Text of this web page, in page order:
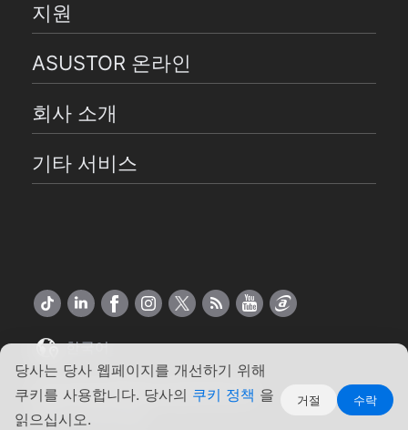
당사는 당사 웹페이지를 개선하기 위해
쿠키를 사용합니다. 당사의 쿠키 정책 을
읽으십시오.
거절 수락
지원
ASUSTOR 온라인
회사 소개
기타 서비스
한국어
Copyright ©2026 ASUSTOR Inc.
약관 | 개인 정보